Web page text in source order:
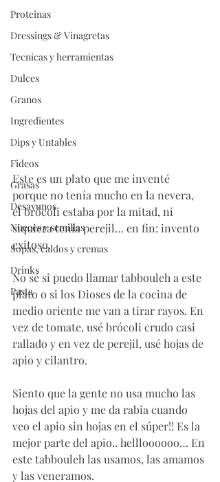
Proteinas
Dressings & Vinagretas
Tecnicas y herramientas
Dulces
Granos
Ingredientes
Dips y Untables
Fideos
Grasas
Desayunos
Nueces y semillas
Sopas, caldos y cremas
Drinks
Pasta
Este es un plato que me inventé
porque no tenía mucho en la nevera,
el brócoli estaba por la mitad, ni
siquiera tenía perejil… en fin: invento
exitoso.
No sé si puedo llamar tabbouleh a este
plato o si los Dioses de la cocina de
medio oriente me van a tirar rayos. En
vez de tomate, usé brócoli crudo casi
rallado y en vez de perejil, usé hojas de
apio y cilantro.
Siento que la gente no usa mucho las
hojas del apio y me da rabia cuando
veo el apio sin hojas en el súper!! Es la
mejor parte del apio.. hellloooooo… En
este tabbouleh las usamos, las amamos
y las veneramos.